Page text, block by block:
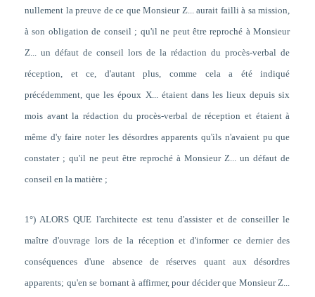
nullement la preuve de ce que Monsieur Z... aurait failli à sa mission,
à son obligation de conseil ; qu'il ne peut être reproché à Monsieur
Z... un défaut de conseil lors de la rédaction du procès-verbal de
réception, et ce, d'autant plus, comme cela a été indiqué
précédemment, que les époux X... étaient dans les lieux depuis six
mois avant la rédaction du procès-verbal de réception et étaient à
même d'y faire noter les désordres apparents qu'ils n'avaient pu que
constater ; qu'il ne peut être reproché à Monsieur Z... un défaut de
conseil en la matière ;
1°) ALORS QUE l'architecte est tenu d'assister et de conseiller le
maître d'ouvrage lors de la réception et d'informer ce dernier des
conséquences d'une absence de réserves quant aux désordres
apparents; qu'en se bornant à affirmer, pour décider que Monsieur Z...